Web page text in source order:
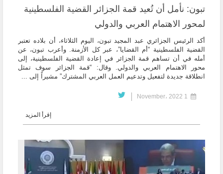
تبون: نأمل أن تُعيد قمة الجزائر القضية الفلسطينية
لمحور الاهتمام العربي والدولي
أكد الرئيس الجزائري عبد المجيد تبون، اليوم الثلاثاء، أن بلاده تعتبر
القضية الفلسطينية “أم القضايا”، عبر كل الأزمنة. وأعرب تبون، عن
أمله في أن تساهم قمة الجزائر في إعادة القضية الفلسطينية، إلى
محور الاهتمام العربي والدولي. وقال: “قمة الجزائر سوف تمثل
انطلاقة جديدة لتفعيل وتدعيم العمل العربي المشترك” مشيراً إلى ...
إقرأ المزيد